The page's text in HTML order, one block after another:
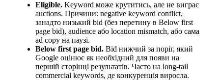
Eligible. Keyword може крутитись, але не виграє
auctions. Причини: negative keyword conflict,
занадто низький bid (без перетину в Below first
page bid), audience або location mismatch, або сама
ad copy на паузі.
Below first page bid. Bid нижчий за поріг, який
Google оцінює як необхідний для появи на
першій сторінці результатів. Часто на long-tail
commercial keywords, де конкуренція виросла.